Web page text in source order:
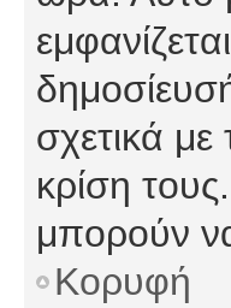
σχετικά
κρίση
μπορούν
Κορυφή